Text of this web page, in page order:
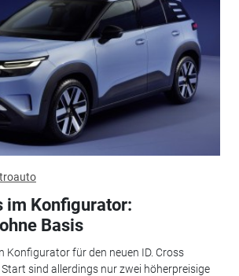
im Konfigurator:
Basis
Konfigurator für den neuen ID. Cross
sind allerdings nur zwei höherpreisige